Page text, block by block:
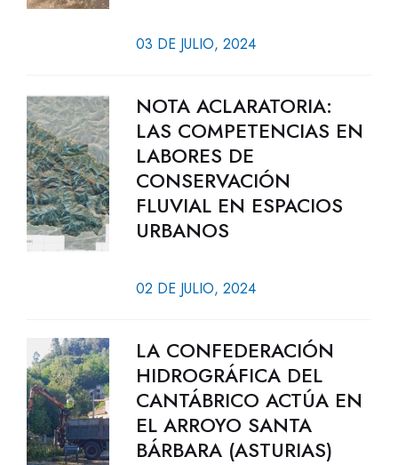
03 DE JULIO, 2024
NOTA ACLARATORIA:
LAS COMPETENCIAS EN
LABORES DE
CONSERVACIÓN
FLUVIAL EN ESPACIOS
URBANOS
02 DE JULIO, 2024
LA CONFEDERACIÓN
HIDROGRÁFICA DEL
CANTÁBRICO ACTÚA EN
EL ARROYO SANTA
BÁRBARA (ASTURIAS)